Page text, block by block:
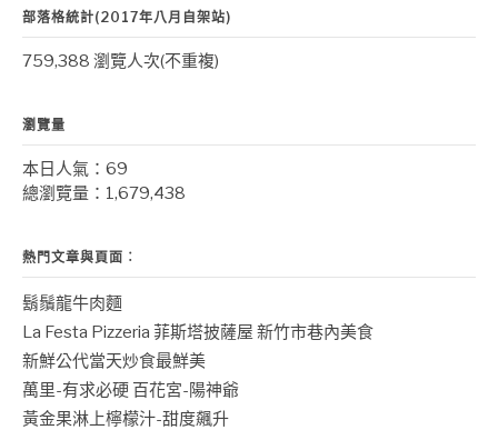
部落格統計(2017年八月自架站)
759,388 瀏覽人次(不重複)
瀏覽量
本日人氣：69
總瀏覽量：1,679,438
熱門文章與頁面︰
鬍鬚龍牛肉麵
La Festa Pizzeria 菲斯塔披薩屋 新竹市巷內美食
新鮮公代當天炒食最鮮美
萬里-有求必硬 百花宮-陽神爺
黃金果淋上檸檬汁-甜度飆升